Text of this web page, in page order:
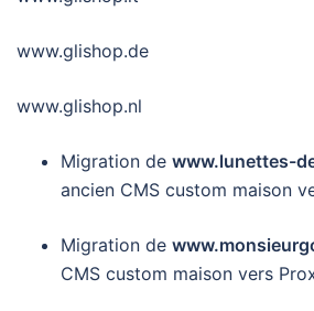
www.glishop.de
www.glishop.nl
Migration de www.lunettes-
ancien CMS custom maison
Migration de
CMS custom maison vers